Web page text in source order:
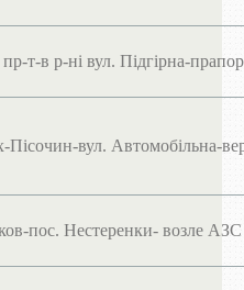
пр-т-в р-ні вул. Підгірна-
вул. Автомобільна-
пос. Нестеренки- возле